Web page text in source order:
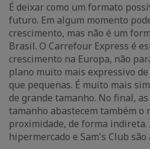
É deixar como um formato
futuro. Em algum momento
crescimento, mas não é um
Brasil. O Carrefour Express é
crescimento na Europa, não
plano muito mais expressivo
que pequenas. É muito mais
de grande tamanho. No final,
tamanho abastecem também o
proximidade, de forma indireta.
hipermercado e Sam's Club